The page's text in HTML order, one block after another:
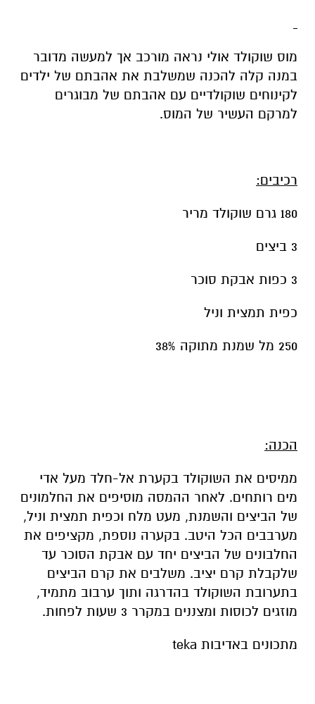
מוס שוקולד אולי נראה מורכב אך למעשה מדובר
במנה קלה להכנה שמשלבת את אהבתם של ילדים
לקינוחים שוקולדיים עם אהבתם של מבוגרים
למרקם העשיר של המוס.
רכיבים:
180 גרם שוקולד מריר
3 ביצים
3 כפות אבקת סוכר
כפית תמצית וניל
250 מל שמנת מתוקה 38%
הכנה:
ממיסים את השוקולד בקערת אל-חלד מעל אדי
מים רותחים. לאחר ההמסה מוסיפים את החלמונים
של הביצים והשמנת, מעט מלח וכפית תמצית וניל,
מערבבים הכל היטב. בקערה נוספת, מקציפים את
החלבונים של הביצים יחד עם אבקת הסוכר עד
שלקבלת קרם יציב. משלבים את קרם הביצים
בתערובת השוקולד בהדרגה ותוך ערבוב מתמיד,
מוזגים לכוסות ומצננים במקרר 3 שעות לפחות.
מתכונים באדיבות teka